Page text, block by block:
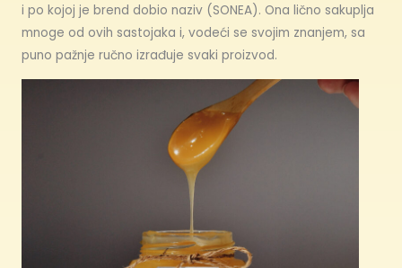
i po kojoj je brend dobio naziv (SONEA). Ona lično sakuplja
mnoge od ovih sastojaka i, vodeći se svojim znanjem, sa
puno pažnje ručno izrađuje svaki proizvod.